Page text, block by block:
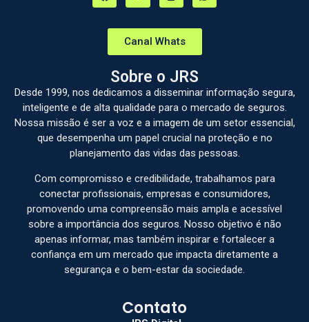
Canal Whats
Sobre o JRS
Desde 1999, nos dedicamos a disseminar informação segura,
inteligente e de alta qualidade para o mercado de seguros.
Nossa missão é ser a voz e a imagem de um setor essencial,
que desempenha um papel crucial na proteção e no
planejamento das vidas das pessoas.
Com compromisso e credibilidade, trabalhamos para
conectar profissionais, empresas e consumidores,
promovendo uma compreensão mais ampla e acessível
sobre a importância dos seguros. Nosso objetivo é não
apenas informar, mas também inspirar e fortalecer a
confiança em um mercado que impacta diretamente a
segurança e o bem-estar da sociedade.
Contato